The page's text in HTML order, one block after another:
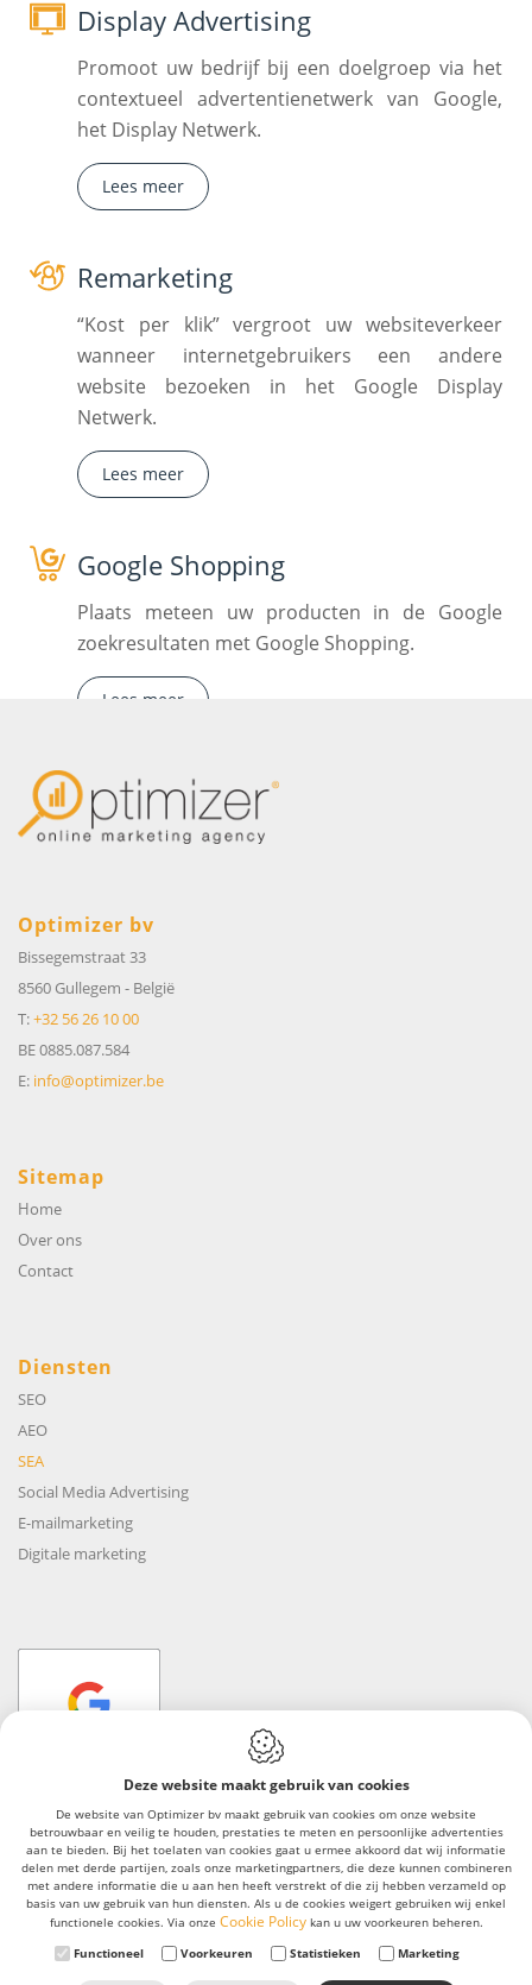
Display Advertising
Promoot uw bedrijf bij een doelgroep via het
contextueel advertentienetwerk van Google,
het Display Netwerk.
Lees meer
Remarketing
“Kost per klik” vergroot uw websiteverkeer
wanneer internetgebruikers een andere
website bezoeken in het Google Display
Netwerk.
Lees meer
Google Shopping
Plaats meteen uw producten in de Google
zoekresultaten met Google Shopping.
Lees meer
Optimizer bv
Bissegemstraat 33
8560 Gullegem - België
T:+32 56 26 10 00
BE 0885.087.584
E: info@optimizer.be
Sitemap
Home
Over ons
Contact
Diensten
SEO
AEO
SEA
Social Media Advertising
E-mailmarketing
Digitale marketing
Webdesign by IDcreation 2023
Algemene voorwaarden
Cookie Policy
Privacy policy
Sitemap
Deze website maakt gebruik van cookies
De website van Optimizer bv maakt gebruik van cookies om onze website
betrouwbaar en veilig te houden, prestaties te meten en persoonlijke advertenties
aan te bieden. Bij het toelaten van cookies gaat u ermee akkoord dat wij informatie
delen met derde partijen, zoals onze marketingpartners, die deze kunnen combineren
met andere informatie die u aan hen heeft verstrekt of die zij hebben verzameld op
basis van uw gebruik van hun diensten. Als u de cookies weigert gebruiken wij enkel
functionele cookies. Via onze Cookie Policykan u uw voorkeuren beheren.
Functioneel
Voorkeuren Statistieken Marketing